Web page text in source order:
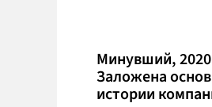
Минувший,
Заложена
истории